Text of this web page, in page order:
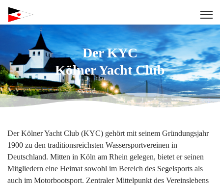
Der KYC
Kölner Yacht Club
Der Kölner Yacht Club (KYC) gehört mit seinem Gründungsjahr
1900 zu den traditionsreichsten Wassersportvereinen in
Deutschland. Mitten in Köln am Rhein gelegen, bietet er seinen
Mitgliedern eine Heimat sowohl im Bereich des Segelsports als
auch im Motorbootsport. Zentraler Mittelpunkt des Vereinslebens